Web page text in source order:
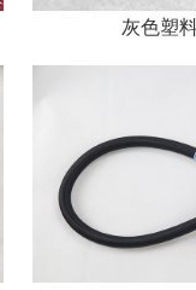
灰色塑